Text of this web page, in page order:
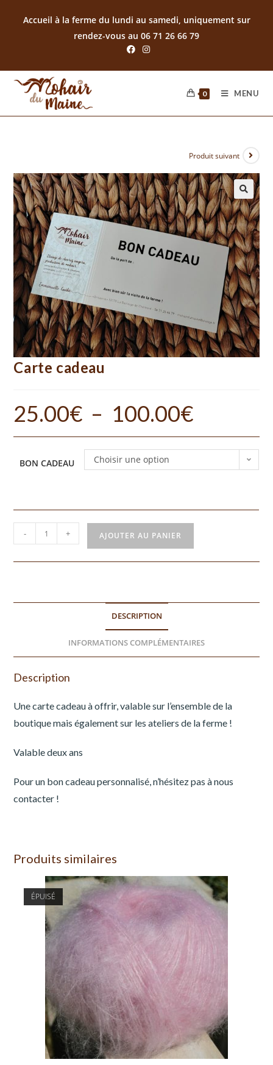
Accueil à la ferme du lundi au samedi, uniquement sur
rendez-vous au 06 71 26 66 79
0 MENU
Produit suivant
Carte cadeau
25.00€ – 100.00€
BON CADEAU Choisir une option
- + AJOUTER AU PANIER
DESCRIPTION
INFORMATIONS COMPLÉMENTAIRES
Description
Une carte cadeau à offrir, valable sur l’ensemble de la
boutique mais également sur les ateliers de la ferme !
Valable deux ans
Pour un bon cadeau personnalisé, n’hésitez pas à nous
contacter !
Produits similaires
ÉPUISÉ